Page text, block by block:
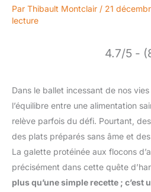
Par Thibault Montclair / 21
lecture
4.7/5 -
Dans le ballet incessant de nos
l’équilibre entre une alimentation
relève parfois du défi. Pourtant,
des plats préparés sans âme et
La galette protéinée aux flocons
précisément dans cette quête
plus qu’une simple recette ; c’est